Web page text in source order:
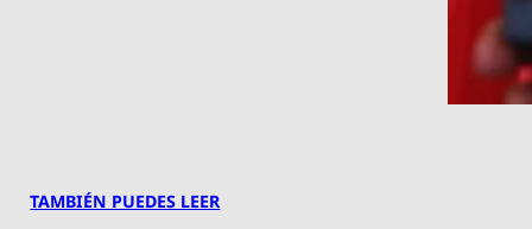
TAMBIÉN PUEDES LEER